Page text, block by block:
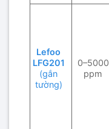
Lefoo
LFG201
(gắn
tường)
0–5000
ppm